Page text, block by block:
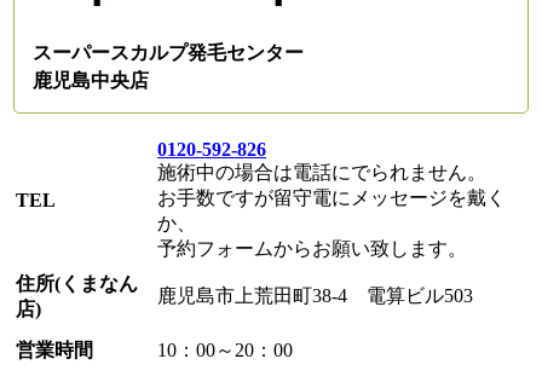
スーパースカルプ発毛センター
鹿児島中央店
TEL
0120-592-826
施術中の場合は電話にでられません。
お手数ですが留守電にメッセージを戴く
か、
予約フォームからお願い致します。
住所(くまなん
店)
鹿児島市上荒田町38-4 電算ビル503
営業時間 10：00～20：00